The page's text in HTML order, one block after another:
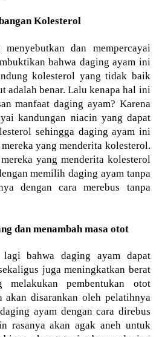
Kolesterol
dan mempercayai
bahwa daging ayam ini
kolesterol yang tidak baik
adalah benar. Lalu kenapa hal ini
manfaat daging ayam? Karena
kandungan niacin yang dapat
sehingga daging ayam ini
yang menderita kolesterol.
yang menderita kolesterol
memilih daging ayam tanpa
dengan cara merebus tanpa
dan menambah masa otot
bahwa daging ayam dapat
juga meningkatkan berat
melakukan pembentukan otot
akan disarankan oleh pelatihnya
ayam dengan cara direbus
rasanya akan agak aneh untuk